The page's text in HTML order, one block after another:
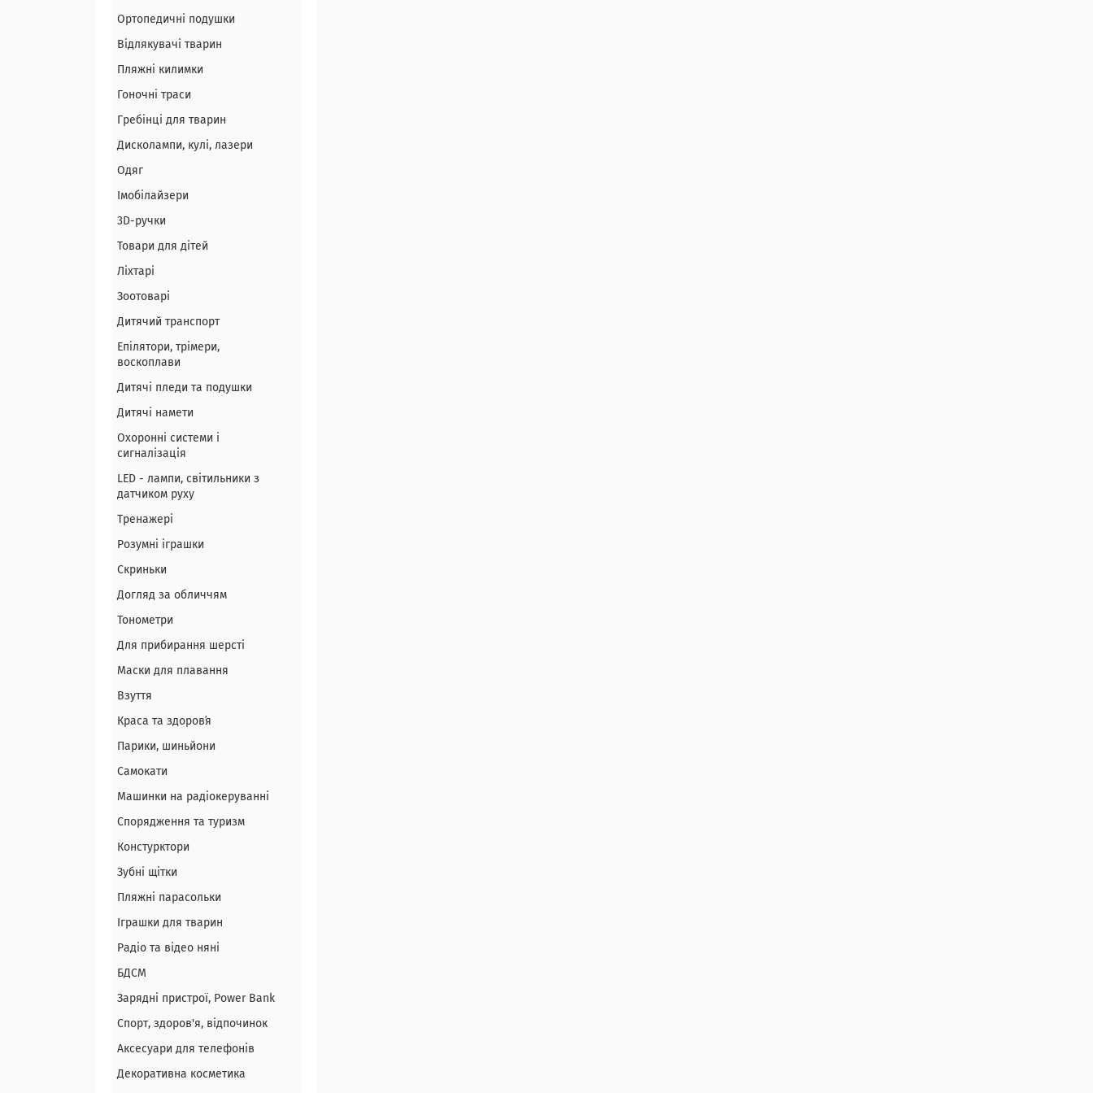
Ортопедичні подушки
Відлякувачі тварин
Пляжні килимки
Гоночні траси
Гребінці для тварин
Дисколампи, кулі, лазери
Одяг
Імобілайзери
3D-ручки
Товари для дітей
Ліхтарі
Зоотоварі
Дитячий транспорт
Епілятори, трімери,
воскоплави
Дитячі пледи та подушки
Дитячі намети
Охоронні системи і
сигналізація
LED - лампи, світильники з
датчиком руху
Тренажері
Розумні іграшки
Скриньки
Догляд за обличчям
Тонометри
Для прибирання шерсті
Маски для плавання
Взуття
Краса та здоровʼя
Парики, шиньйони
Самокати
Машинки на радіокеруванні
Спорядження та туризм
Констурктори
Зубні щітки
Пляжні парасольки
Іграшки для тварин
Радіо та відео няні
БДСМ
Зарядні пристрої, Power Bank
Спорт, здоров'я, відпочинок
Аксесуари для телефонів
Декоративна косметика